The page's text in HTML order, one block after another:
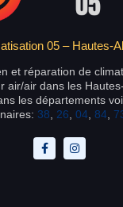
05 – Hautes-
et réparation de
air/air dans les
les départements
38 26 04 84